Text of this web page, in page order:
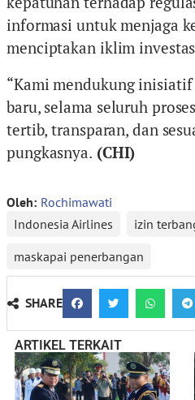
informasi untuk menjaga
menciptakan iklim
“Kami mendukung
baru, selama seluruh
tertib, transparan, dan
pungkasnya. (CHI)
Oleh: Rochimawati
Indonesia Airlines
izin
maskapai penerbangan
SHARE
ARTIKEL TERKAIT